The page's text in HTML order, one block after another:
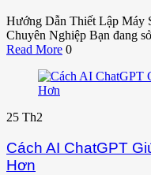
Hướng Dẫn Thiết Lập Máy
Chuyên Nghiệp Bạn đang sở
Read More 0
25 Th2
Cách AI ChatGPT
Hơn